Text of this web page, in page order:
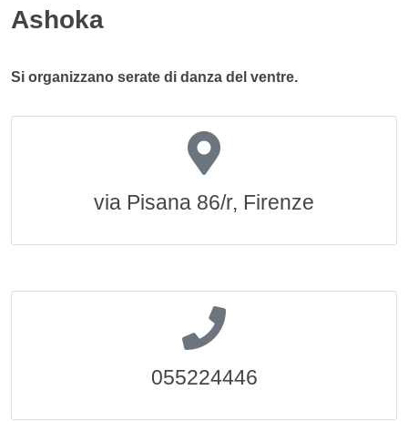
Ashoka
Si organizzano serate di danza del ventre.
via Pisana 86/r, Firenze
055224446